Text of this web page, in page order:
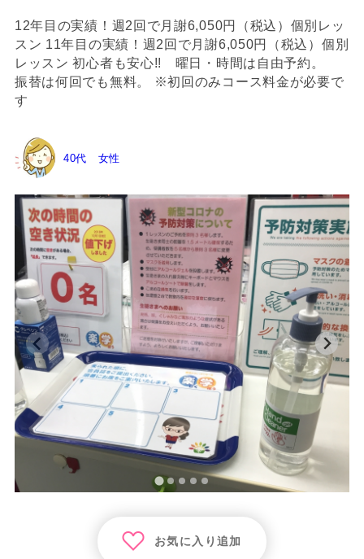
12年目の実績！週2回で月謝6,050円（税込）個別レッ
スン 11年目の実績！週2回で月謝6,050円（税込）個別
レッスン 初心者も安心!! 曜日・時間は自由予約。
振替は何回でも無料。 ※初回のみコース料金が必要で
す
40代 女性
お気に入り追加